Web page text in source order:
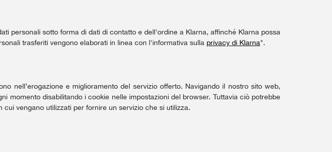
personali sotto forma di dati di contatto e dell'ordine a Klarna, affinché Klarna possa
trasferiti vengono elaborati in linea con l'informativa sulla privacy di Klarna".
nell’erogazione e miglioramento del servizio offerto. Navigando il nostro sito web,
momento disabilitando i cookie nelle impostazioni del browser. Tuttavia ciò potrebbe
vengano utilizzati per fornire un servizio che si utilizza.